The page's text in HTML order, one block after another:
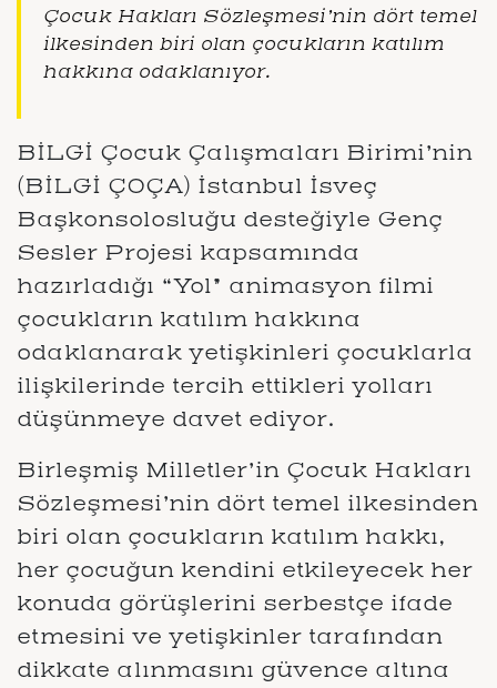
Çocuk Hakları Sözleşmesi’nin dört temel
ilkesinden biri olan çocukların katılım
hakkına odaklanıyor.
BİLGİ Çocuk Çalışmaları Birimi’nin
(BİLGİ ÇOÇA) İstanbul İsveç
Başkonsolosluğu desteğiyle Genç
Sesler Projesi kapsamında
hazırladığı “Yol” animasyon filmi
çocukların katılım hakkına
odaklanarak yetişkinleri çocuklarla
ilişkilerinde tercih ettikleri yolları
düşünmeye davet ediyor.
Birleşmiş Milletler’in Çocuk Hakları
Sözleşmesi’nin dört temel ilkesinden
biri olan çocukların katılım hakkı,
her çocuğun kendini etkileyecek her
konuda görüşlerini serbestçe ifade
etmesini ve yetişkinler tarafından
dikkate alınmasını güvence altına